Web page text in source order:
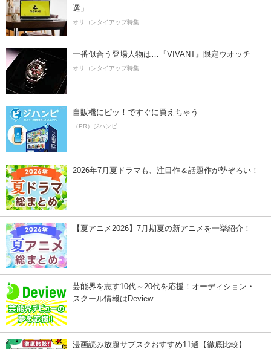
選」
オリコンタイアップ特集
一番似合う登場人物は…『VIVANT』限定ウオッチ
オリコンタイアップ特集
自販機にピッ！ですぐに買えちゃう
（PR）ジハンピ
2026年7月夏ドラマも、注目作＆話題作が勢ぞろい！
【夏アニメ2026】7月期夏の新アニメを一挙紹介！
芸能界を志す10代～20代を応援！オーディション・
スクール情報はDeview
漫画読み放題サブスクおすすめ11選【徹底比較】